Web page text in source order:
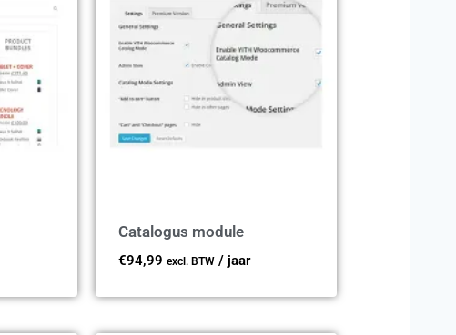
Catalogus module
€94,99 excl. BTW/ jaar